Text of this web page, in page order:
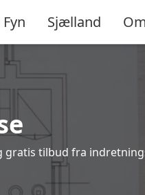
Fyn Sjælland
tilbud fra